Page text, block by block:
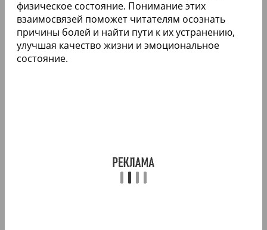
физическое состояние. Понимание этих
взаимосвязей поможет читателям осознать
причины болей и найти пути к их устранению,
улучшая качество жизни и эмоциональное
состояние.